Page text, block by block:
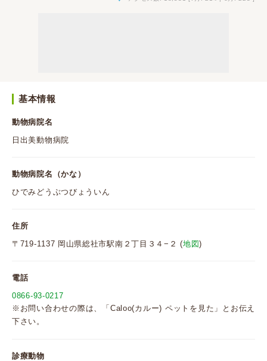
基本情報
動物病院名
日出美動物病院
動物病院名（かな）
ひでみどうぶつびょういん
住所
〒719-1137 岡山県総社市駅南２丁目３４−２ (地図)
電話
0866-93-0217
※お問い合わせの際は、「Caloo(カルー) ペットを見た」とお伝え
下さい。
診療動物